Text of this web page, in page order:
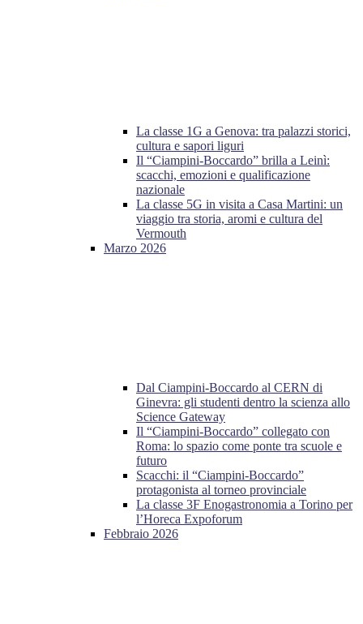
La classe 1G a Genova: tra palazzi storici,
cultura e sapori liguri
Il “Ciampini-Boccardo” brilla a Leinì:
scacchi, emozioni e qualificazione
nazionale
La classe 5G in visita a Casa Martini: un
viaggio tra storia, aromi e cultura del
Vermouth
Marzo 2026
Dal Ciampini-Boccardo al CERN di
Ginevra: gli studenti dentro la scienza allo
Science Gateway
Il “Ciampini-Boccardo” collegato con
Roma: lo spazio come ponte tra scuole e
futuro
Scacchi: il “Ciampini-Boccardo”
protagonista al torneo provinciale
La classe 3F Enogastronomia a Torino per
l’Horeca Expoforum
Febbraio 2026